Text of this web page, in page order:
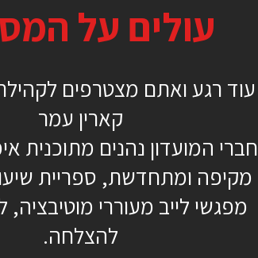
24 דקות
קארין עמר
כן, רוצה
עולים על
עוד רגע ואתם מצטרפים
קארין עמר
חברי המועדון נהנים מתוכנית
מקיפה ומתחדשת, ספריית
מפגשי לייב מעוררי מוטיבציה,
להצלחה.